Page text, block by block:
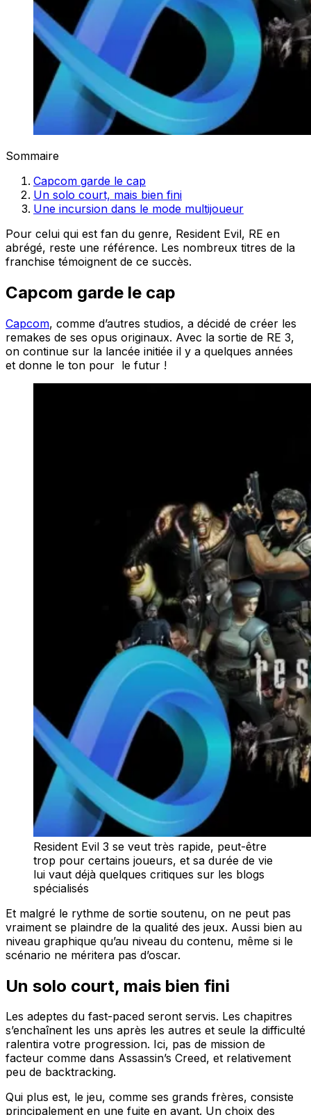
Sommaire
Capcom garde le cap
Un solo court, mais bien fini
Une incursion dans le mode multijoueur
Pour celui qui est fan du genre, Resident Evil, RE en
abrégé, reste une référence. Les nombreux titres de la
franchise témoignent de ce succès.
Capcom garde le cap
Capcom, comme d’autres studios, a décidé de créer les
remakes de ses opus originaux. Avec la sortie de RE 3,
on continue sur la lancée initiée il y a quelques années
et donne le ton pour le futur !
Resident Evil 3 se veut très rapide, peut-être
trop pour certains joueurs, et sa durée de vie
lui vaut déjà quelques critiques sur les blogs
spécialisés
Et malgré le rythme de sortie soutenu, on ne peut pas
vraiment se plaindre de la qualité des jeux. Aussi bien au
niveau graphique qu’au niveau du contenu, même si le
scénario ne méritera pas d’oscar.
Un solo court, mais bien fini
Les adeptes du fast-paced seront servis. Les chapitres
s’enchaînent les uns après les autres et seule la difficulté
ralentira votre progression. Ici, pas de mission de
facteur comme dans Assassin’s Creed, et relativement
peu de backtracking.
Qui plus est, le jeu, comme ses grands frères, consiste
principalement en une fuite en avant. Un choix des